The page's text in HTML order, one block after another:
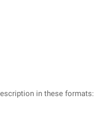
in these formats: